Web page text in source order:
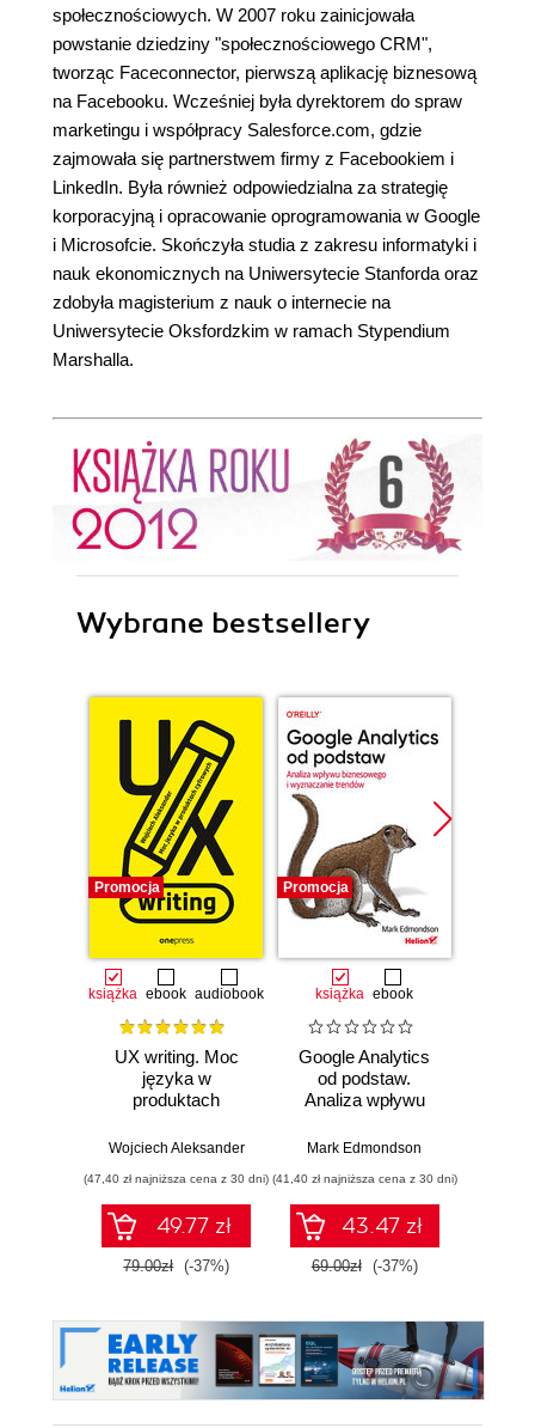
społecznościowych. W 2007 roku zainicjowała
powstanie dziedziny "społecznościowego CRM",
tworząc Faceconnector, pierwszą aplikację biznesową
na Facebooku. Wcześniej była dyrektorem do spraw
marketingu i współpracy Salesforce.com, gdzie
zajmowała się partnerstwem firmy z Facebookiem i
LinkedIn. Była również odpowiedzialna za strategię
korporacyjną i opracowanie oprogramowania w Google
i Microsofcie. Skończyła studia z zakresu informatyki i
nauk ekonomicznych na Uniwersytecie Stanforda oraz
zdobyła magisterium z nauk o internecie na
Uniwersytecie Oksfordzkim w ramach Stypendium
Marshalla.
Wybrane bestsellery
Promocja
książka ebook audiobook
UX writing. Moc
języka w
produktach
Wojciech Aleksander
(47,40 zł najniższa cena z 30 dni)
49.77 zł
79.00zł (-37%)
Promocja
książka ebook
Google Analytics
od podstaw.
Analiza wpływu
wyznaczanie
Mark Edmondson
(41,40 zł najniższa cena z 30 dni)
43.47 zł
69.00zł (-37%)